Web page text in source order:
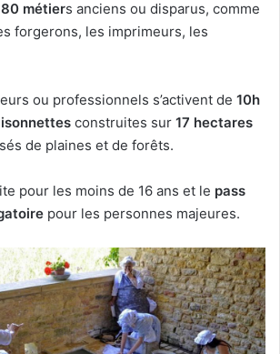
80 métiers anciens ou disparus, comme
forgerons, les imprimeurs, les
ou professionnels s’activent de 10h
construites sur 17 hectares
de plaines et de forêts.
pour les moins de 16 ans et le pass
pour les personnes majeures.